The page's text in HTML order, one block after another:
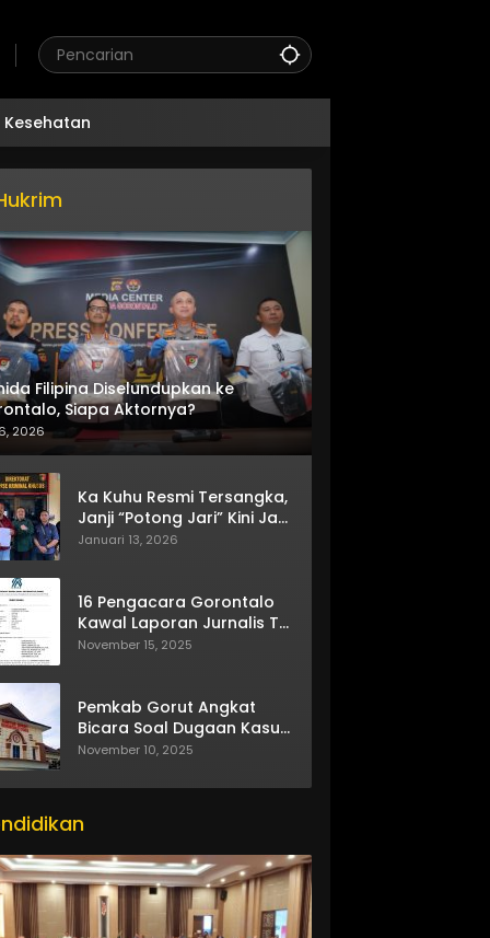
Kesehatan
Filipina Diselundupkan ke
Siapa Aktornya?
2026
Ka Kuhu Resmi Tersangka,
Janji “Potong Jari” Kini Jadi
Bumerang
Januari 13, 2026
16 Pengacara Gorontalo
Kawal Laporan Jurnalis TV
One
November 15, 2025
Pemkab Gorut Angkat
Bicara Soal Dugaan Kasus
Asusila Oknum ASN
November 10, 2025